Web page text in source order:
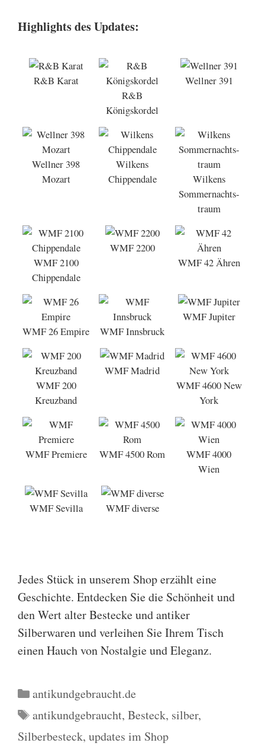
Highlights des Updates:
R&B Karat
R&B
Königskordel
Wellner 391
Wellner 398
Mozart
Wilkens
Chippendale
Wilkens
Sommernachts­
traum
WMF 2100
Chippendale
WMF 2200
WMF 42 Ähren
WMF 26 Empire WMF Innsbruck
WMF Jupiter
WMF 200
Kreuzband
WMF Madrid
WMF 4600 New
York
WMF Premiere WMF 4500 Rom
WMF 4000
Wien
WMF Sevilla WMF diverse
Jedes Stück in unserem Shop erzählt eine
Geschichte. Entdecken Sie die Schönheit und
den Wert alter Bestecke und antiker
Silberwaren und verleihen Sie Ihrem Tisch
einen Hauch von Nostalgie und Eleganz.
Kategorien
antikundgebraucht.de
Schlagwörter
antikundgebraucht, Besteck, silber,
Silberbesteck, updates im Shop